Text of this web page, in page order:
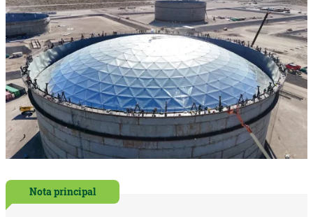
Nota principal